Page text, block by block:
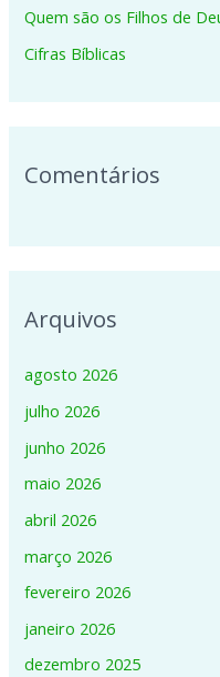
p
o
Quem são os Filhos de
Cifras Bíblicas
Comentários
Arquivos
agosto 2026
julho 2026
junho 2026
maio 2026
abril 2026
março 2026
fevereiro 2026
janeiro 2026
dezembro 2025